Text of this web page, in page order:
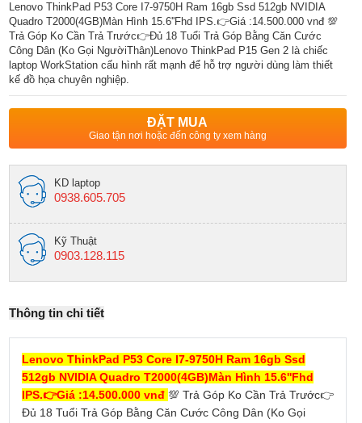
Lenovo ThinkPad P53 Core I7-9750H Ram 16gb Ssd 512gb NVIDIA
Quadro T2000(4GB)Màn Hình 15.6''Fhd IPS.👉Giá :14.500.000 vnđ 💯
Trả Góp Ko Cần Trả Trước👉Đủ 18 Tuổi Trả Góp Bằng Căn Cước
Công Dân (Ko Gọi NgườiThân)Lenovo ThinkPad P15 Gen 2 là chiếc
laptop WorkStation cấu hình rất mạnh để hỗ trợ người dùng làm thiết
kế đồ họa chuyên nghiệp.
ĐẶT MUA
Giao tận nơi hoặc đến công ty xem hàng
KD laptop
0938.605.705
Kỹ Thuật
0903.128.115
Thông tin chi tiết
Lenovo ThinkPad P53 Core I7-9750H Ram 16gb Ssd
512gb NVIDIA Quadro T2000(4GB)Màn Hình 15.6''Fhd
IPS.👉Giá :14.500.000 vnđ 💯 Trả Góp Ko Cần Trả Trước👉
Đủ 18 Tuổi Trả Góp Bằng Căn Cước Công Dân (Ko Gọi